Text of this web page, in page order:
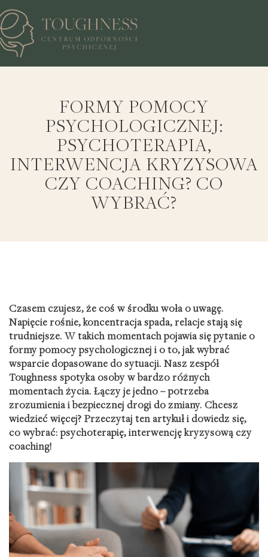
FORMY POMOCY
PSYCHOLOGICZNEJ:
PSYCHOTERAPIA,
INTERWENCJA KRYZYSOWA
CZY COACHING? CO
WYBRAĆ?
Czasem czujesz, że coś w środku woła o uwagę.
Napięcie rośnie, koncentracja spada, relacje stają się
trudniejsze. W takich momentach pojawia się pytanie o
formy pomocy psychologicznej i o to, jak wybrać
wsparcie dopasowane do sytuacji. Nasz zespół
Toughness spotyka osoby w bardzo różnych
momentach życia. Łączy je jedno – potrzeba
zrozumienia i bezpiecznej drogi do zmiany. Chcesz
wiedzieć więcej? Przeczytaj ten artykuł i dowiedz się,
co wybrać: psychoterapię, interwencję kryzysową czy
coaching!